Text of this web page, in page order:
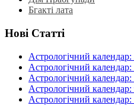
Бгакті лата
Нові Статті
Астрологічний
Астрологічний календар:
Астрологічний календар:
Астрологічний календар:
Астрологічний